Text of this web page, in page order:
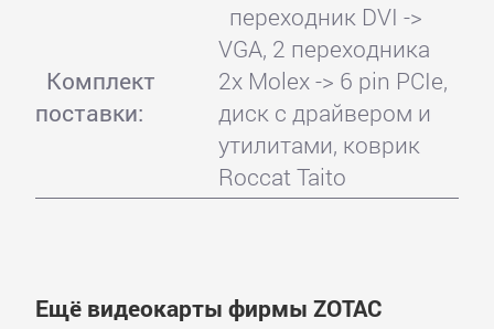
Комплект
поставки:
переходник DVI ->
VGA, 2 переходника
2x Molex -> 6 pin PCIe,
диск с драйвером и
утилитами, коврик
Roссat Taito
Ещё видеокарты фирмы ZOTAC